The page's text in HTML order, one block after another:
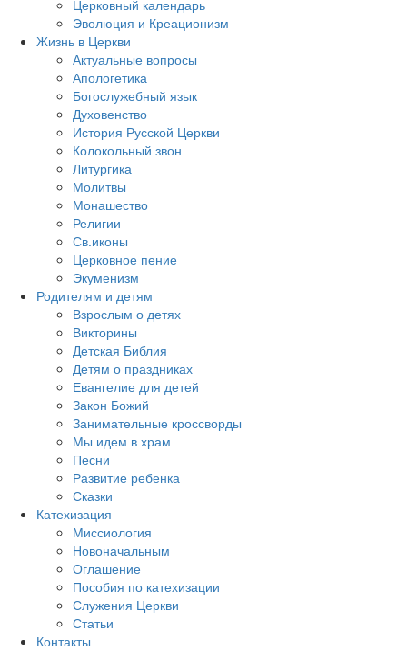
Церковный календарь
Эволюция и Креационизм
Жизнь в Церкви
Актуальные вопросы
Апологетика
Богослужебный язык
Духовенство
История Русской Церкви
Колокольный звон
Литургика
Молитвы
Монашество
Религии
Св.иконы
Церковное пение
Экуменизм
Родителям и детям
Взрослым о детях
Викторины
Детская Библия
Детям о праздниках
Евангелие для детей
Закон Божий
Занимательные кроссворды
Мы идем в храм
Песни
Развитие ребенка
Сказки
Катехизация
Миссиология
Новоначальным
Оглашение
Пособия по катехизации
Служения Церкви
Статьи
Контакты